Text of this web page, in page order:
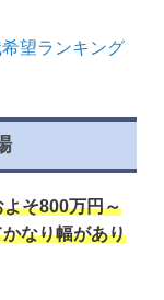
望ランキング
そ800万円～
なり幅があり